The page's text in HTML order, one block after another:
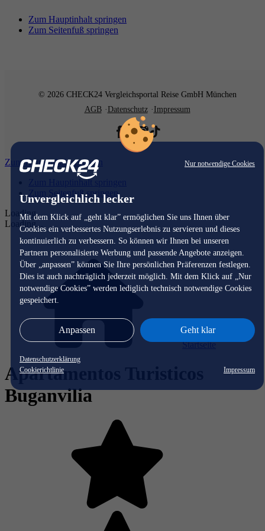
Nur notwendige Cookies
Unvergleichlich lecker
Mit dem Klick auf „geht klar” ermöglichen Sie uns Ihnen über
Cookies ein verbessertes Nutzungserlebnis zu servieren und dieses
kontinuierlich zu verbessern. So können wir Ihnen bei unseren
Partnern personalisierte Werbung und passende Angebote anzeigen.
Über „anpassen” können Sie Ihre persönlichen Präferenzen festlegen.
Dies ist auch nachträglich jederzeit möglich. Mit dem Klick auf „Nur
notwendige Cookies” werden lediglich technisch notwendige Cookies
gespeichert.
Anpassen Geht klar
Datenschutzerklärung
Cookierichtlinie
Impressum
Zum Hauptinhalt springen
Zum Seitenfuß springen
© 2026 CHECK24 Vergleichsportal Reise GmbH München
AGB
Datenschutz Impressum
Zum Hauptinhalt springen
Zum Hauptinhalt springen
Zum Seitenfuß springen
Loading...
Loading...
Startseite
Apartamentos Turisticos
Buganvilia